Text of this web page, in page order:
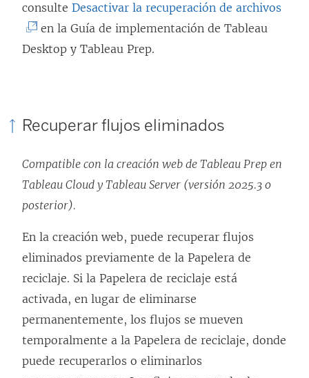
consulte Desactivar la recuperación de archivos
e
n
en la Guía de implementación de Tableau
Desktop y Tableau Prep.
Recuperar flujos eliminados
Compatible con la creación web de Tableau Prep en
Tableau Cloud y Tableau Server (versión 2025.3 o
posterior).
En la creación web, puede recuperar flujos
eliminados previamente de la Papelera de
reciclaje. Si la Papelera de reciclaje está
activada, en lugar de eliminarse
permanentemente, los flujos se mueven
temporalmente a la Papelera de reciclaje, donde
puede recuperarlos o eliminarlos